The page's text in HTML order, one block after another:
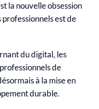
la nouvelle obsession
est de
du digital, les
de
à la mise en
durable.